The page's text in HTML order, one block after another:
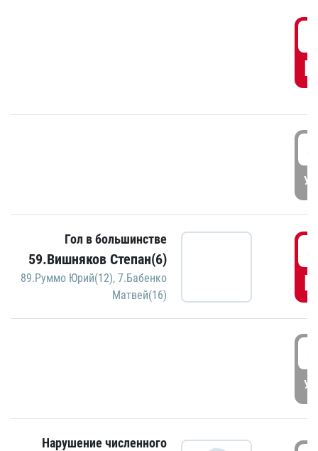
Гол в большинстве
59.Вишняков Степан(6)
89.Руммо Юрий(12), 7.Бабенко
Матвей(16)
Нарушение численного